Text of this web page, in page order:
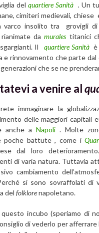
delquartiere Sanità . Un
cimiteri medievali, chiese
varco insolito tra grovigli di
rianimate damuralestitanici
sgargianti. Ilquartiere Sanità è
e rinnovamento che parte
che se ne
a venire al
immaginare la
delle maggiori capitali
anche a Napoli . Molte
poche battute , come i
dal loro
di varia natura. Tuttavia
cambiamento
si sono sovraffolati di
del folklorenapoletano.
questo incubo (speriamo di
di vederlo per afferrare